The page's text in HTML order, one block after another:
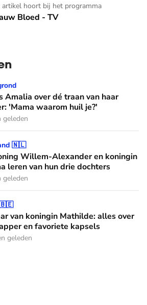
artikel hoort bij het programma
Bloed - TV
dé traan van haar moeder: 'Mama
Amalia over dé traan van haar
'Mama waarom huil je?'
geleden
en koningin Máxima leren
🇳🇱
Willem-Alexander en koningin
leren van hun drie dochters
geleden
Mathilde: alles over haar kapper en
🇧🇪
van koningin Mathilde: alles over
en favoriete kapsels
geleden